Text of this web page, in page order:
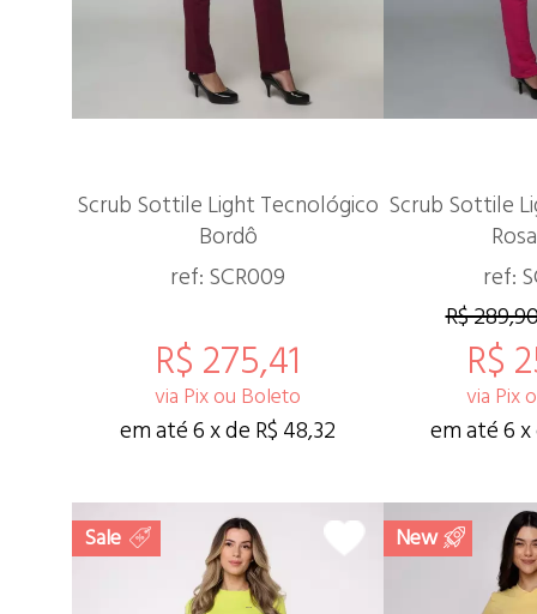
Scrub Sottile Light Tecnológico
Bordô
ref: SCR009
R$ 275,41
via Pix ou Boleto
em até 6 x de R$ 48,32
Scrub Sottile
ref:
R$
R$
via Pix
em até 6
Sale New